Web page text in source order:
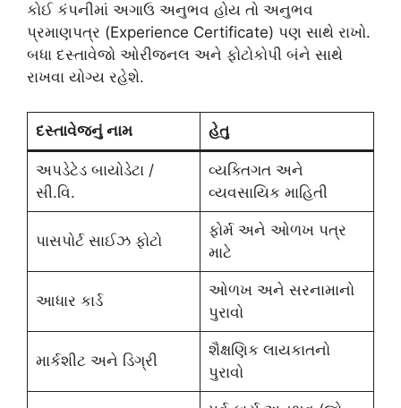
કોઈ કંપનીમાં અગાઉ અનુભવ હોય તો અનુભવ
પ્રમાણપત્ર (Experience Certificate) પણ સાથે રાખો.
બધા દસ્તાવેજો ઓરીજનલ અને ફોટોકોપી બંને સાથે
રાખવા યોગ્ય રહેશે.
દસ્તાવેજનું નામ હેતુ
અપડેટેડ બાયોડેટા /
સી.વિ.
વ્યક્તિગત અને
વ્યવસાયિક માહિતી
પાસપોર્ટ સાઈઝ ફોટો
ફોર્મ અને ઓળખ પત્ર
માટે
આધાર કાર્ડ
ઓળખ અને સરનામાનો
પુરાવો
માર્કશીટ અને ડિગ્રી
શૈક્ષણિક લાયકાતનો
પુરાવો